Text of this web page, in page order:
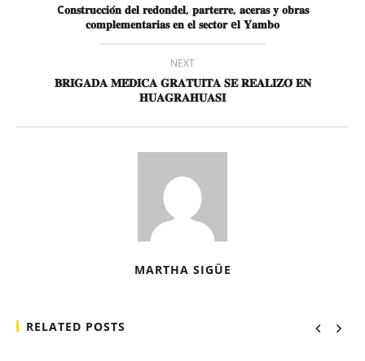
C𝐨𝐧𝐬𝐭𝐫𝐮𝐜𝐜𝐢𝐨́𝐧 𝐝𝐞𝐥 𝐫𝐞𝐝𝐨𝐧𝐝𝐞𝐥, 𝐩𝐚𝐫𝐭𝐞𝐫𝐫𝐞, 𝐚𝐜𝐞𝐫𝐚𝐬 𝐲 𝐨𝐛𝐫𝐚𝐬
𝐜𝐨𝐦𝐩𝐥𝐞𝐦𝐞𝐧𝐭𝐚𝐫𝐢𝐚𝐬 𝐞𝐧 𝐞𝐥 𝐬𝐞𝐜𝐭𝐨𝐫 e𝐥 𝐘𝐚𝐦𝐛𝐨
NEXT
𝐁𝐑𝐈𝐆𝐀𝐃𝐀 𝐌𝐄́𝐃𝐈𝐂𝐀 𝐆𝐑𝐀𝐓𝐔𝐈𝐓𝐀 𝐒𝐄 𝐑𝐄𝐀𝐋𝐈𝐙𝐎́ 𝐄𝐍
𝐇𝐔𝐀𝐆𝐑𝐀𝐇𝐔𝐀𝐒𝐈
MARTHA SIGÜE
RELATED POSTS